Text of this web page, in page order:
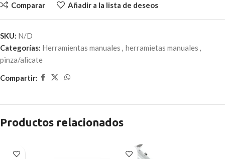
Comparar Añadir a la lista de deseos
SKU: N/D
Categorías: Herramientas manuales , herramietas manuales ,
pinza/alicate
Compartir:
Productos relacionados